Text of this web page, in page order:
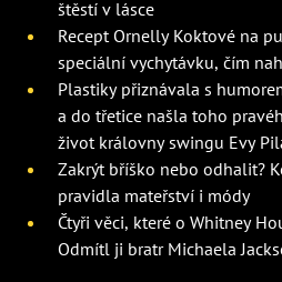
štěstí v lásce
Recept Ornelly Koktové na
speciální vychytávku, čím
Plastiky přiznávala s
a do třetice našla toho
život královny swingu Evy
Zakrýt bříško nebo odhalit?
pravidla mateřství i módy
Čtyři věci, které o Whitney
Odmítl ji bratr Michaela